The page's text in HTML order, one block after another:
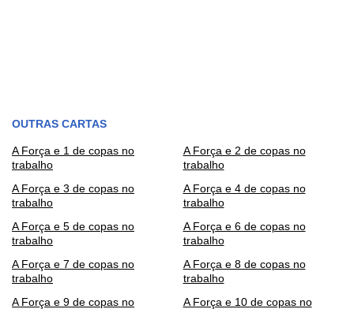
OUTRAS CARTAS
A Força e 1 de copas no
trabalho
A Força e 2 de copas no
trabalho
A Força e 3 de copas no
trabalho
A Força e 4 de copas no
trabalho
A Força e 5 de copas no
trabalho
A Força e 6 de copas no
trabalho
A Força e 7 de copas no
trabalho
A Força e 8 de copas no
trabalho
A Força e 9 de copas no
A Força e 10 de copas no